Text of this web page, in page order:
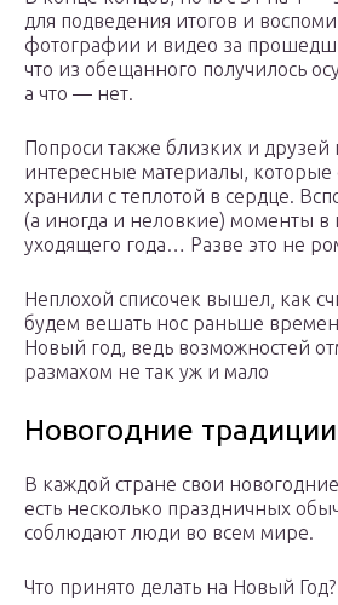
для подведения итогов и
фотографии и видео за
что из обещанного получилось
а что — нет.
Попроси также близких и друзей
интересные материалы, которые
хранили с теплотой в сердце.
(а иногда и неловкие) моменты
уходящего года… Разве это не
Неплохой списочек вышел, как
будем вешать нос раньше
Новый год, ведь возможностей
размахом не так уж и мало
Новогодние традиции
В каждой стране свои
есть несколько праздничных
соблюдают люди во всем мире.
Что принято делать на Новый Год?